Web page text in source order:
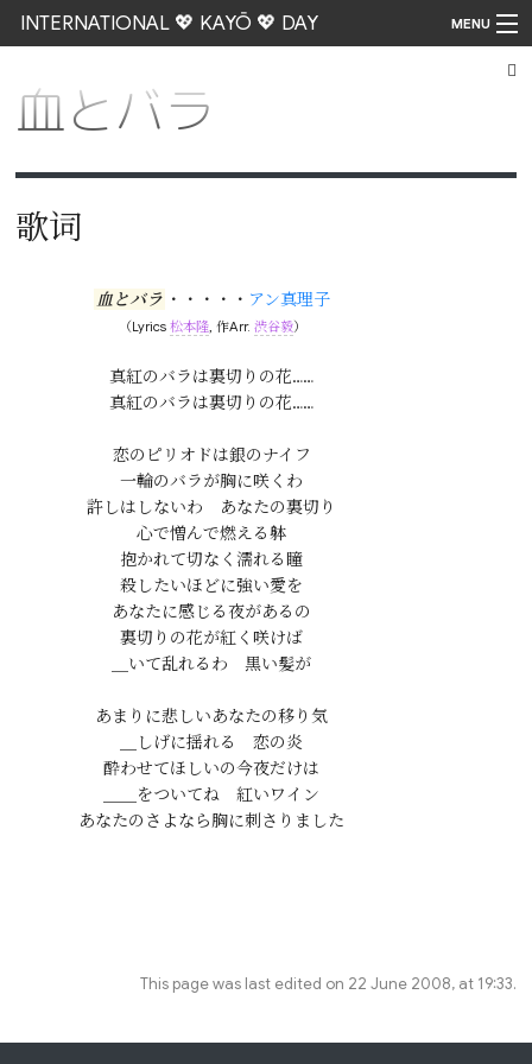
INTERNATIONAL 💖 KAYŌ 💖 DAY MENU
血とバラ
歌词
血とバラ ・・・・・ アン真理子
（Lyrics 松本隆, 作Arr. 渋谷毅）
真紅のバラは裏切りの花……
真紅のバラは裏切りの花……
恋のピリオドは銀のナイフ
一輪のバラが胸に咲くわ
許しはしないわ　あなたの裏切り
心で憎んで燃える躰
抱かれて切なく濡れる瞳
殺したいほどに強い愛を
あなたに感じる夜があるの
裏切りの花が紅く咲けば
＿いて乱れるわ　黒い髪が
あまりに悲しいあなたの移り気
＿しげに揺れる　恋の炎
酔わせてほしいの今夜だけは
＿＿をついてね　紅いワイン
This page was last edited on 22 June 2008, at 19:33.